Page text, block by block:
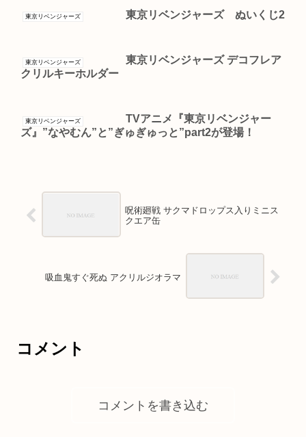
東京リベンジャーズ 東京リベンジャーズ ぬいくじ2
東京リベンジャーズ
東京リベンジャーズ デコフレア
クリルキーホルダー
東京リベンジャーズ
TVアニメ『東京リベンジャー
ズ』”なやむん”と”ぎゅぎゅっと”part2が登場！
呪術廻戦 サクマドロップス入りミニス
クエア缶
吸血鬼すぐ死ぬ アクリルジオラマ
コメント
コメントを書き込む